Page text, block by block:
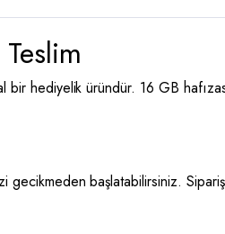
bir hediyelik üründür. 16 GB
gecikmeden başlatabilirsiniz.